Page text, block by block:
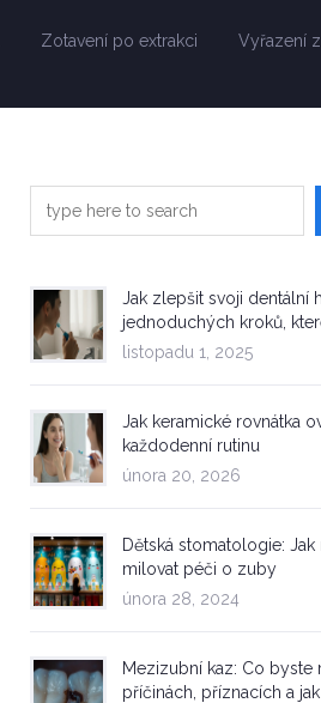
Zotavení po extrakci Vyřazení
Jak zlepšit svoji dentální
jednoduchých kroků,
listopadu 1, 2025
Jak keramické rovnátka
každodenní rutinu
února 20, 2026
Dětská stomatologie: Jak
milovat péči o zuby
února 28, 2024
Mezizubní kaz: Co byste
příčinách, příznacích a